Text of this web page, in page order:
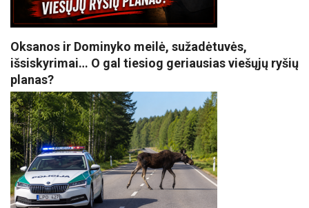
Oksanos ir Dominyko meilė, sužadėtuvės,
išsiskyrimai… O gal tiesiog geriausias viešųjų ryšių
planas?